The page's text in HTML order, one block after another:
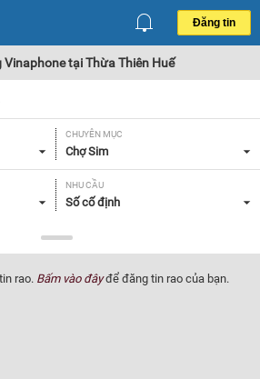
Đăng tin
Vinaphone tại Thừa Thiên Huế
CHUYÊN MỤC
Chợ Sim
NHU CẦU
Số cố định
rao. Bấm vào đâyđể đăng tin rao của bạn.